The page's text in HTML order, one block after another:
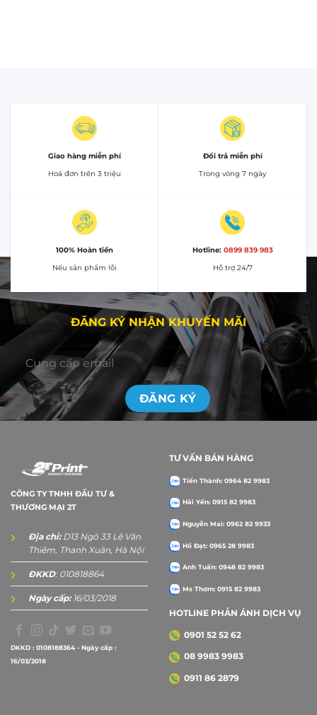
Giao hàng miễn phí
Hoá đơn trên 3 triệu
Đổi trả miễn phí
Trong vòng 7 ngày
100% Hoàn tiền
Nếu sản phẩm lỗi
Hotline: 0899 839 983
Hỗ trợ 24/7
ĐĂNG KÝ NHẬN KHUYẾN MÃI
CÔNG TY TNHH ĐẦU TƯ &
THƯƠNG MẠI 2T
Địa chỉ:D13 Ngõ 33 Lê Văn
Thiêm, Thanh Xuân, Hà Nội
ĐKKD: 010818864
Ngày cấp:16/03/2018
DKKD : 0108188364 - Ngày cấp :
16/03/2018
TƯ VẤN BÁN HÀNG
Tiến Thành: 0964 82 9983
Hải Yến: 0915 82 9983
Nguyễn Mai: 0962 82 9933
Hồ Đạt: 0965 28 9983
Anh Tuấn: 0948 82 9983
Ms Thơm: 0915 82 9983
HOTLINE PHẢN ÁNH DỊCH VỤ
0901 52 52 62
08 9983 9983
0911 86 2879